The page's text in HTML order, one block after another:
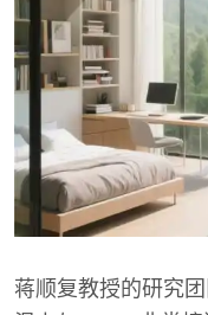
蒋顺复教授的研究